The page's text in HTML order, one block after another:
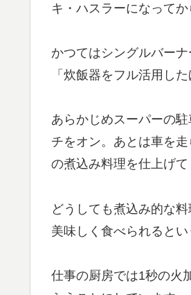
キ・ハスラーになってか
かつてはシングルバー
「炊飯器をフル活用し
あらかじめスーパーの
チをオン。あとは車を
の煮込み料理を仕上げて
どうしても煮込み的な
美味しく食べられると
仕事の厨房では1秒の火